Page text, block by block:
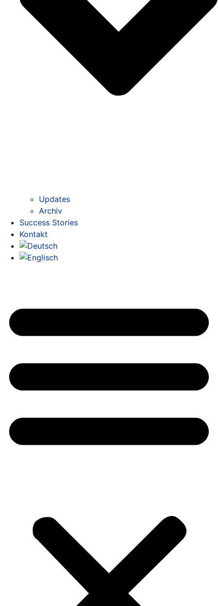
Updates
Archiv
Success Stories
Kontakt